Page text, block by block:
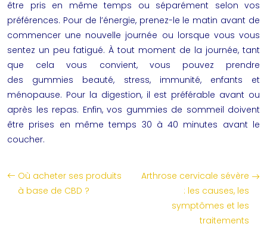
être pris en même temps ou séparément selon vos
préférences. Pour de l’énergie, prenez-le le matin avant de
commencer une nouvelle journée ou lorsque vous vous
sentez un peu fatigué. À tout moment de la journée, tant
que cela vous convient, vous pouvez prendre
des gummies beauté, stress, immunité, enfants et
ménopause. Pour la digestion, il est préférable avant ou
après les repas. Enfin, vos gummies de sommeil doivent
être prises en même temps 30 à 40 minutes avant le
coucher.
Où acheter ses produits
à base de CBD ?
Arthrose cervicale sévère
: les causes, les
symptômes et les
traitements